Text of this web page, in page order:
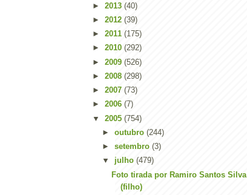
► 2013 (40)
► 2012 (39)
► 2011 (175)
► 2010 (292)
► 2009 (526)
► 2008 (298)
► 2007 (73)
► 2006 (7)
▼ 2005 (754)
► outubro (244)
► setembro (3)
▼ julho (479)
Foto tirada por Ramiro Santos Silva
(filho)